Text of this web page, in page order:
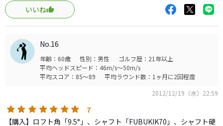
てます。飛距離性能も、飛ぶほうだと思います。
先日のコンペでコースデビューしましたが、自己ベストを
更新できたのも、安心して打てるこのクラブのおかげで
す。
いいね
No.16
年齢：60歳 性別：男性
ゴルフ歴：21年以上
平均ヘッドスピード：46m/s～50m/s
平均スコア：85～89
平均ラウンド数：1ヶ月に2回程度
2012/12/19（水）22:59
7
【購入】ロフト角「9.5°」、シャフト「FUBUKIK70」、シャフト硬